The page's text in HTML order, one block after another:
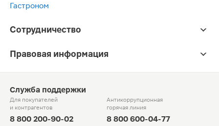
Гастроном
Сотрудничество
Правовая информация
Служба поддержки
Для покупателей
и контрагентов
8 800 200-90-02
Антикоррупционная
горячая линия
8 800 600-04-77